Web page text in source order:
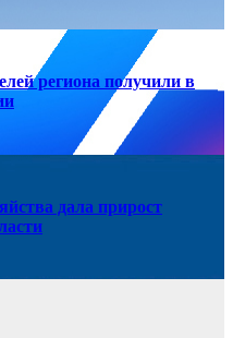
региона получили в
дала прирост